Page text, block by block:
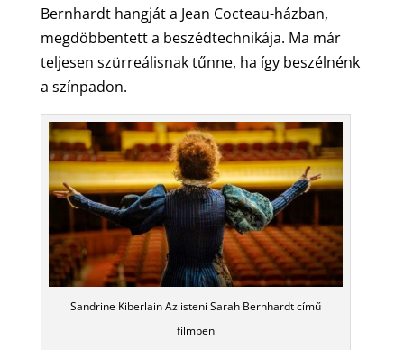
Bernhardt hangját a Jean Cocteau-házban,
megdöbbentett a beszédtechnikája. Ma már
teljesen szürreálisnak tűnne, ha így beszélnénk
a színpadon.
Sandrine Kiberlain Az isteni Sarah Bernhardt című
filmben